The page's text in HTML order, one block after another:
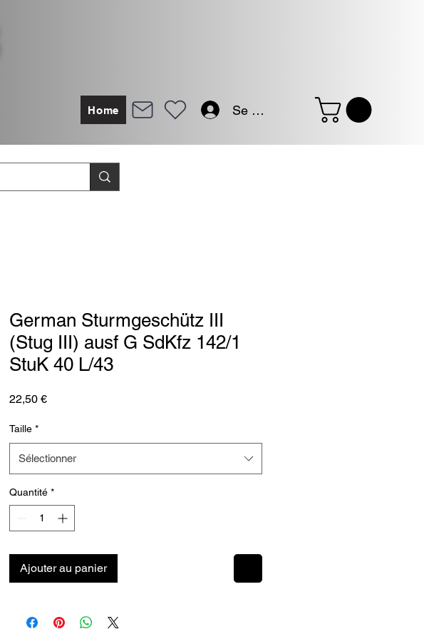
Home Se connecter
German Sturmgeschütz III
(Stug III) ausf G SdKfz 142/1
StuK 40 L/43
22,50 €Prix
Taille *
Sélectionner
Quantité *
Ajouter au panier